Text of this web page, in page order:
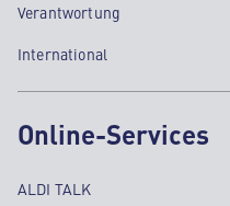
Verantwortung
International
Online-Services
ALDI TALK